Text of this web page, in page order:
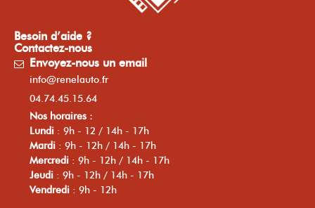
Besoin d’aide ?
Contactez-nous
Envoyez-nous un email
info@renelauto.fr
04.74.45.15.64
Nos horaires :
Lundi : 9h - 12 / 14h - 17h
Mardi : 9h - 12h / 14h - 17h
Mercredi : 9h - 12h / 14h - 17h
Jeudi : 9h - 12h / 14h - 17h
Vendredi : 9h - 12h